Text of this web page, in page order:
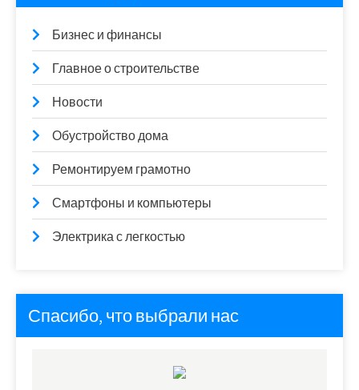
Бизнес и финансы
Главное о строительстве
Новости
Обустройство дома
Ремонтируем грамотно
Смартфоны и компьютеры
Электрика с легкостью
Спасибо, что выбрали нас